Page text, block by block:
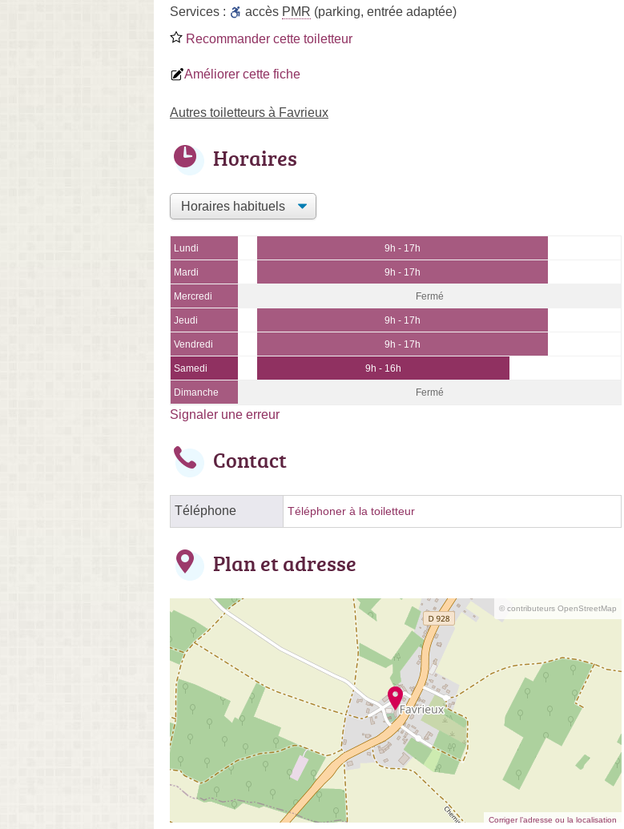
Services :
accès PMR (parking, entrée adaptée)
Recommander cette toiletteur
Améliorer cette fiche
Autres toiletteurs à Favrieux
Horaires
Lundi 9h - 17h
Mardi 9h - 17h
Mercredi Fermé
Jeudi 9h - 17h
Vendredi 9h - 17h
Samedi 9h - 16h
Dimanche Fermé
Signaler une erreur
Contact
Téléphone Téléphoner à la toiletteur
Plan et adresse
© contributeurs OpenStreetMap
Corriger l’adresse ou la localisation